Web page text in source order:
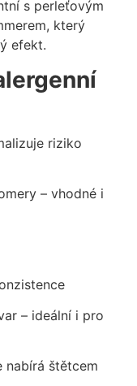
s perleťovým
který
efekt.
riziko
– vhodné i
– ideální i pro
nabírá štětcem